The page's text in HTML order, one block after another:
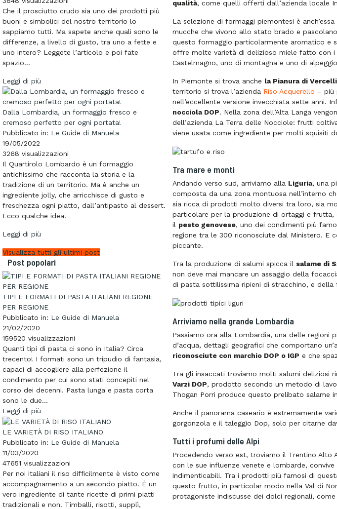
Che il prosciutto crudo sia uno dei prodotti più
buoni e simbolici del nostro territorio lo
sappiamo tutti. Ma sapete anche quali sono le
differenze, a livello di gusto, tra uno a fette e
uno intero? Leggete l’articolo e poi fate
spazio...
Leggi di più
Dalla Lombardia, un formaggio fresco e
cremoso perfetto per ogni portata!
Pubblicato in: Le Guide di Manuela
19/05/2022
3268 visualizzazioni
Il Quartirolo Lombardo è un formaggio
antichissimo che racconta la storia e la
tradizione di un territorio. Ma è anche un
ingrediente jolly, che arricchisce di gusto e
freschezza ogni piatto, dall’antipasto al dessert.
Ecco qualche idea!
Leggi di più
Visualizza tutti gli ultimi post
Post popolari
TIPI E FORMATI DI PASTA ITALIANI REGIONE
PER REGIONE
Pubblicato in: Le Guide di Manuela
21/02/2020
159520 visualizzazioni
Quanti tipi di pasta ci sono in Italia? Circa
trecento! I formati sono un tripudio di fantasia,
capaci di accogliere alla perfezione il
condimento per cui sono stati concepiti nel
corso dei decenni. Pasta lunga e pasta corta
sono le due...
Leggi di più
LE VARIETÀ DI RISO ITALIANO
Pubblicato in: Le Guide di Manuela
11/03/2020
47651 visualizzazioni
Per noi italiani il riso difficilmente è visto come
accompagnamento a un secondo piatto. È un
vero ingrediente di tante ricette di primi piatti
tradizionali e non. Timballi, risotti, supplì,
qualità, come quelli offerti dall’azienda locale
La selezione di formaggi piemontesi è
mucche che vivono allo stato brado e
questo formaggio particolarmente aromatico e
offre molte varietà di delizioso miele fatto con i
Castelmagno, uno di montagna e uno di
In Piemonte si trova anche la Pianura di Vercelli
territorio si trova l’azienda Riso Acquerello – più
nell’eccellente versione invecchiata sette anni.
nocciola DOP. Nella zona dell’Alta Langa
dell’azienda La Terra delle Nocciole: frutti
viene usata come ingrediente per molti squisiti
Tra mare e monti
Andando verso sud, arriviamo alla Liguria, una
composta da una zona montuosa nell’interno
sia ricca di prodotti molto diversi tra loro, sia
particolare per la produzione di ortaggi e frutta,
il pesto genovese, uno dei condimenti più
regione tra le 300 riconosciute dal Ministero. E
piccante.
Tra la produzione di salumi spicca il salame di
non deve mai mancare un assaggio della
di pasta sottilissima ripieni di stracchino, e
Arriviamo nella grande Lombardia
Passiamo ora alla Lombardia, una delle
d’acqua, dettagli geografici che comportano
riconosciute con marchio DOP o IGP e che
Tra gli insaccati troviamo molti salumi deliziosi
Varzi DOP, prodotto secondo un metodo di
Thogan Porri produce questo prelibato salame
Anche il panorama caseario è estremamente
gorgonzola e il taleggio Dop, solo per citarne
Tutti i profumi delle Alpi
Procedendo verso est, troviamo il Trentino Alto
con le sue influenze venete e lombarde,
indimenticabili. Tra i prodotti più famosi di
questo frutto, in particolar modo nella Val di
protagoniste indiscusse dei dolci regionali,